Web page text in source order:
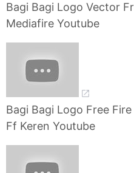
Bagi Bagi Logo Vector
Mediafire Youtube
Bagi Bagi Logo Free
Ff Keren Youtube